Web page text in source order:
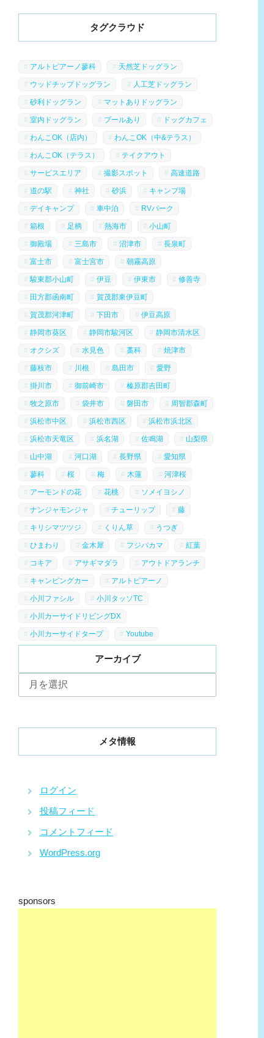
タグクラウド
アルトピアーノ蓼科 天然芝ドッグラン
ウッドチップドッグラン 人工芝ドッグラン
砂利ドッグラン マットありドッグラン
室内ドッグラン プールあり ドッグカフェ
わんこOK（店内） わんこOK（中&テラス）
わんこOK（テラス） テイクアウト
サービスエリア 撮影スポット 高速道路
道の駅 神社 砂浜 キャンプ場
デイキャンプ 車中泊 RVパーク
箱根 足柄 熱海市 小山町
御殿場 三島市 沼津市 長泉町
富士市 富士宮市 朝霧高原
駿東郡小山町 伊豆 伊東市 修善寺
田方郡函南町 賀茂郡東伊豆町
賀茂郡河津町 下田市 伊豆高原
静岡市葵区 静岡市駿河区 静岡市清水区
オクシズ 水見色 藁科 焼津市
藤枝市 川根 島田市 愛野
掛川市 御前崎市 榛原郡吉田町
牧之原市 袋井市 磐田市 周智郡森町
浜松市中区 浜松市西区 浜松市浜北区
浜松市天竜区 浜名湖 佐鳴湖 山梨県
山中湖 河口湖 長野県 愛知県
蓼科 桜 梅 木蓮 河津桜
アーモンドの花 花桃 ソメイヨシノ
ナンジャモンジャ チューリップ 藤
キリシマツツジ くりん草 うつぎ
ひまわり 金木犀 フジバカマ 紅葉
コキア アサギマダラ アウトドアランチ
キャンピングカー アルトピアーノ
小川ファシル 小川タッソTC
小川カーサイドリビングDX
小川カーサイドタープ Youtube
アーカイブ
ー
メタ情報
ログイン
投稿フィード
コメントフィード
WordPress.org
sponsors